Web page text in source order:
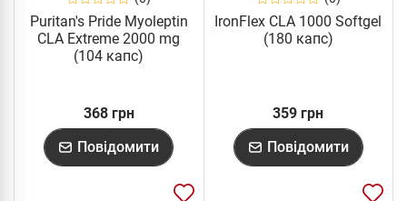
Puritan's Pride Myoleptin
CLA Extreme 2000 mg
(104 капс)
368 грн
Повідомити
IronFlex CLA 1000 Softgel
(180 капс)
359 грн
Повідомити